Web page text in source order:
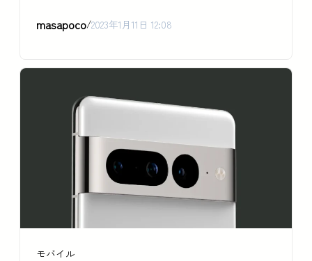
masapoco/2023年1月11日 12:08
モバイル